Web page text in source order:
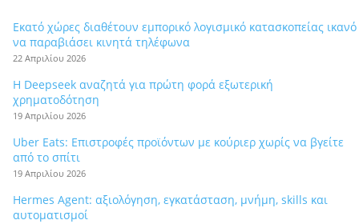
Εκατό χώρες διαθέτουν εμπορικό λογισμικό κατασκοπείας ικανό
να παραβιάσει κινητά τηλέφωνα
22 Απριλίου 2026
Η Deepseek αναζητά για πρώτη φορά εξωτερική
χρηματοδότηση
19 Απριλίου 2026
Uber Eats: Επιστροφές προϊόντων με κούριερ χωρίς να βγείτε
από το σπίτι
19 Απριλίου 2026
Hermes Agent: αξιολόγηση, εγκατάσταση, μνήμη, skills και
αυτοματισμοί